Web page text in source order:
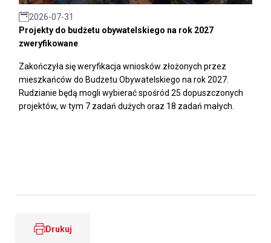
2026-07-31
Projekty do budżetu obywatelskiego na rok 2027
zweryfikowane
Zakończyła się weryfikacja wniosków złożonych przez
mieszkańców do Budżetu Obywatelskiego na rok 2027.
Rudzianie będą mogli wybierać spośród 25 dopuszczonych
projektów, w tym 7 zadań dużych oraz 18 zadań małych.
Drukuj